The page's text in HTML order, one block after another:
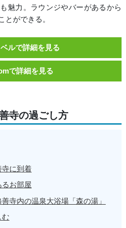
魅力。ラウンジやバーがあるから
とができる。
ルで詳細を見る
で詳細を見る
寺の過ごし方
寺に到着
お部屋
寺内の温泉大浴場「森の湯」
む